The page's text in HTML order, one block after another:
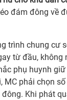
đám đông về
trình chung cư
từ đầu, không
phụ huynh
MC phải chọn
Khi phát